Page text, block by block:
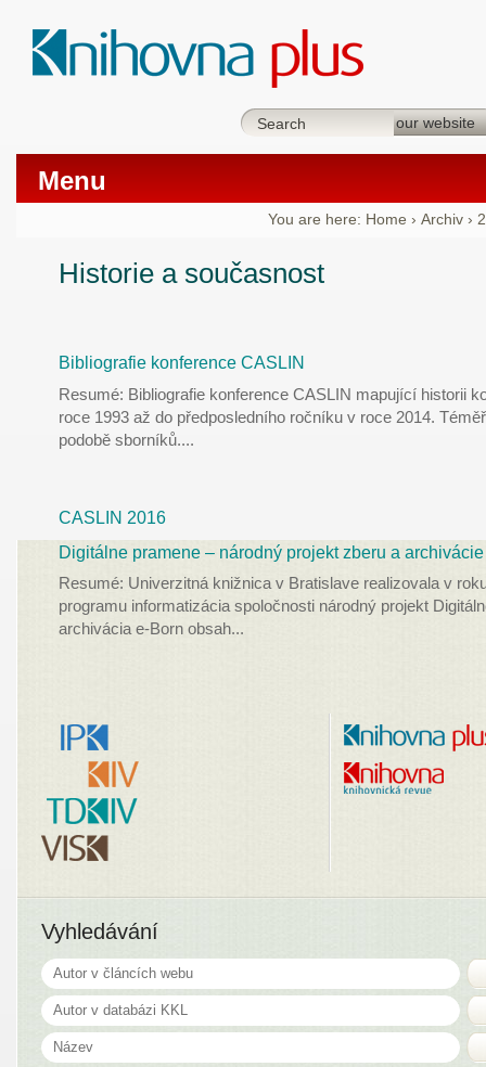
Menu
You are here: Home › Archiv ›
Historie a současnost
Bibliografie konference CASLIN
Resumé: Bibliografie konference CASLIN mapující historii
roce 1993 až do předposledního ročníku v roce 2014.
podobě sborníků....
CASLIN 2016
Digitálne pramene – národný projekt zberu a
Resumé: Univerzitná knižnica v Bratislave realizovala v
programu informatizácia spoločnosti národný projekt
archivácia e-Born obsah...
Vyhledávání